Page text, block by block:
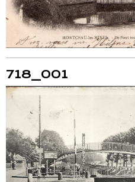
718_001